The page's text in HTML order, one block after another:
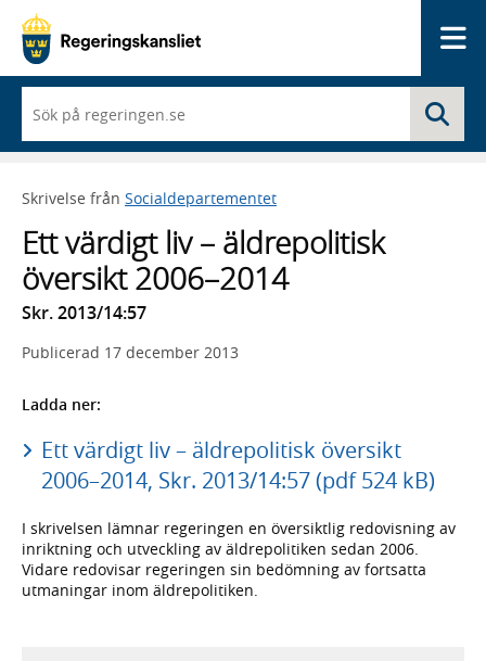
du
börjar
skriva
framträder
lista
med
sökförslag
Skrivelse från Socialdepartementet
Ett värdigt liv – äldrepolitisk
översikt 2006–2014
Skr. 2013/14:57
Publicerad 17 december 2013
Ladda ner:
Ett värdigt liv – äldrepolitisk översikt
2006–2014, Skr. 2013/14:57 (pdf 524 kB)
I skrivelsen lämnar regeringen en översiktlig redovisning av
inriktning och utveckling av äldrepolitiken sedan 2006.
Vidare redovisar regeringen sin bedömning av fortsatta
utmaningar inom äldrepolitiken.